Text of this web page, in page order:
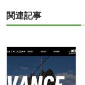
関連記事